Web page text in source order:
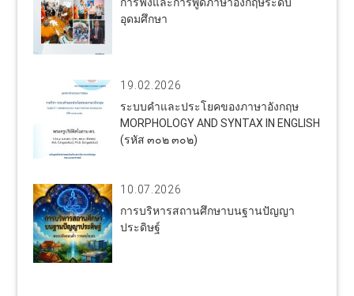
อุดมศึกษา
19.02.2026
ระบบคำและประโยคของภาษาอังกฤษ
MORPHOLOGY AND SYNTAX IN ENGLISH
(รหัส ๓๐๒ ๓๐๒)
10.07.2026
การบริหารสถานศึกษาบนฐานปัญญา
ประดิษฐ์